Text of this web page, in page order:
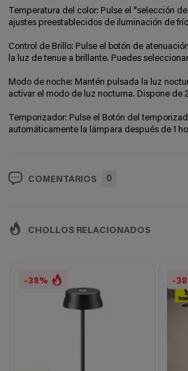
Temperatura del color: Pulse el "selección
ajustes preestablecidos de iluminación de
Control de Brillo: Pulse el botón de
la luz de tenue a brillante. Puedes
Modo de noche: Mantén pulsada la luz
activar el modo de luz nocturna. Dispone de
Temporizador: Pulse el Botón del
automáticamente la lámpara después de 1
COMENTARIOS 0
CHOLLOS RELACIONADOS
-38% -